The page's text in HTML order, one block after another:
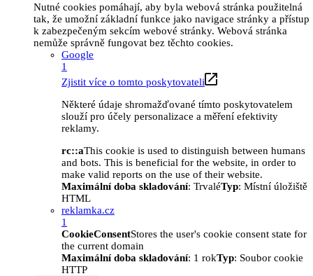
Nutné cookies pomáhají, aby byla webová stránka použitelná
tak, že umožní základní funkce jako navigace stránky a přístup
k zabezpečeným sekcím webové stránky. Webová stránka
nemůže správně fungovat bez těchto cookies.
Google
1
Zjistit více o tomto poskytovateli
Některé údaje shromažďované tímto poskytovatelem
slouží pro účely personalizace a měření efektivity
reklamy.
rc::aThis cookie is used to distinguish between humans
and bots. This is beneficial for the website, in order to
make valid reports on the use of their website.
Maximální doba skladování: TrvaléTyp: Místní úložiště
HTML
reklamka.cz
1
CookieConsentStores the user's cookie consent state for
the current domain
Maximální doba skladování: 1 rokTyp: Soubor cookie
HTTP